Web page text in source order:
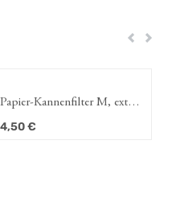
Zurück
M, extra